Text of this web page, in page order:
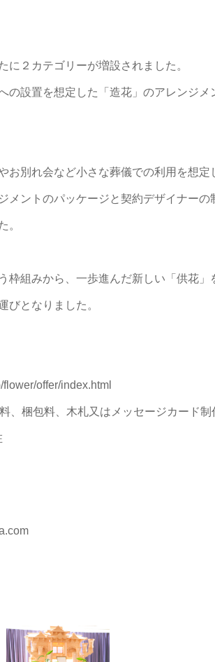
に２カテゴリーが増設されました。
の設置を想定した「造花」のアレンジメ
お別れ会など小さな葬儀での利用を想定
メントのパッケージと契約デザイナーの
。
枠組みから、一歩進んだ新しい「供花」
びとなりました。
offer/index.html
、梱包料、木札又はメッセージカード制